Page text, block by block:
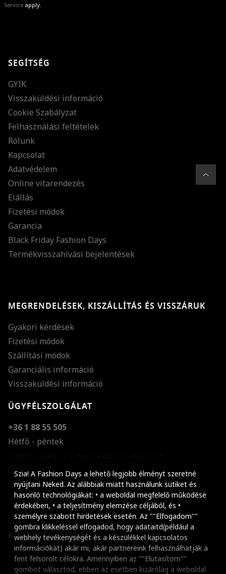
Szia! A Fashion Days a lehető legjobb élményt szeretné
nyújtani Neked. Az alábbiak miatt használunk sütiket és
hasonló technológiákat: • a weboldal megfelelő működése
érdekében, • a teljesítmény elemzése céljából, és •
személyre szabott hirdetések esetén. Az ""Elfogadom""
gombra klikkeléssel elfogadod, hogy adataitd(például a
webhely tevékenységét és a készülékkel kapcsolatos
információkat) akár mi, akár partnereink felhasználhatják a
fent felsorolt célokra. Amennyiben az ""Elutasítom""
gombot választod, ebben az esetben kizárólag a weboldal
Service apply.
különleges ajánlatainkat és stílustippjeinket!
SEGÍTSÉG
GYIK
Visszaküldési információ
Cookie Szabályzat
Felhasználási feltételek
Rólunk
Kapcsolat
Adatvédelem
Online vitarendezés
Elállás
Fizetési módok
Garancia
Black Friday Fashion Days
Termékvisszahívási bejelentések
MEGRENDELÉSEK, KISZÁLLÍTÁS ÉS VISSZÁRUK
Gyakori kérdések
Fizetési módok
Szállítási módok
Garanciális információ
Visszaküldési információ
ÜGYFÉLSZOLGÁLAT
+36 1 88 55 505
Hétfő - péntek
08:00 - 16:30
E-mail küldése
KÖZÖSSÉGI MÉDIA
Facebook
Instagram
Szöveg méretének
Szóköz növelése
Szóköz csökkentése
Sortávolság
Sortávolság